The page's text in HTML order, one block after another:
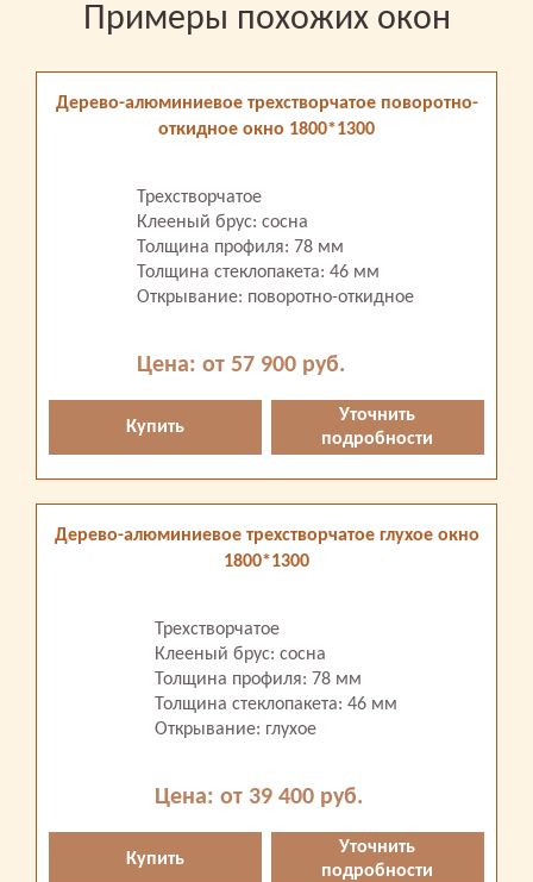
Примеры похожих окон
Дерево-алюминиевое трехстворчатое поворотно-
откидное окно 1800*1300
Трехстворчатое
Клееный брус: сосна
Толщина профиля: 78 мм
Толщина стеклопакета: 46 мм
Открывание: поворотно-откидное
Цена: от 57 900 руб.
Купить
Уточнить
подробности
Дерево-алюминиевое трехстворчатое глухое окно
1800*1300
Трехстворчатое
Клееный брус: сосна
Толщина профиля: 78 мм
Толщина стеклопакета: 46 мм
Открывание: глухое
Цена: от 39 400 руб.
Купить
Уточнить
подробности